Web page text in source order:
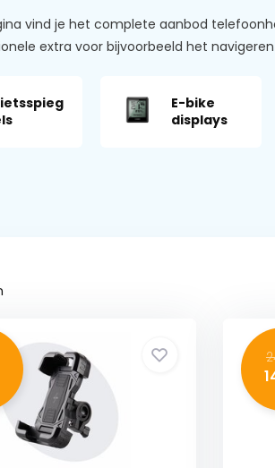
vind je het complete aanbod
extra voor bijvoorbeeld het
E-bike
displays